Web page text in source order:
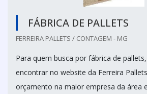
FÁBRICA DE PALLETS
FERREIRA PALLETS / CONTAGEM - MG
Para quem busca por fábrica de
encontrar no website da Ferreira
orçamento na maior empresa da área